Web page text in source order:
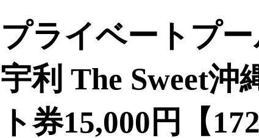
プライベートプ
宇利 The Sweet沖
ト券15,000円【